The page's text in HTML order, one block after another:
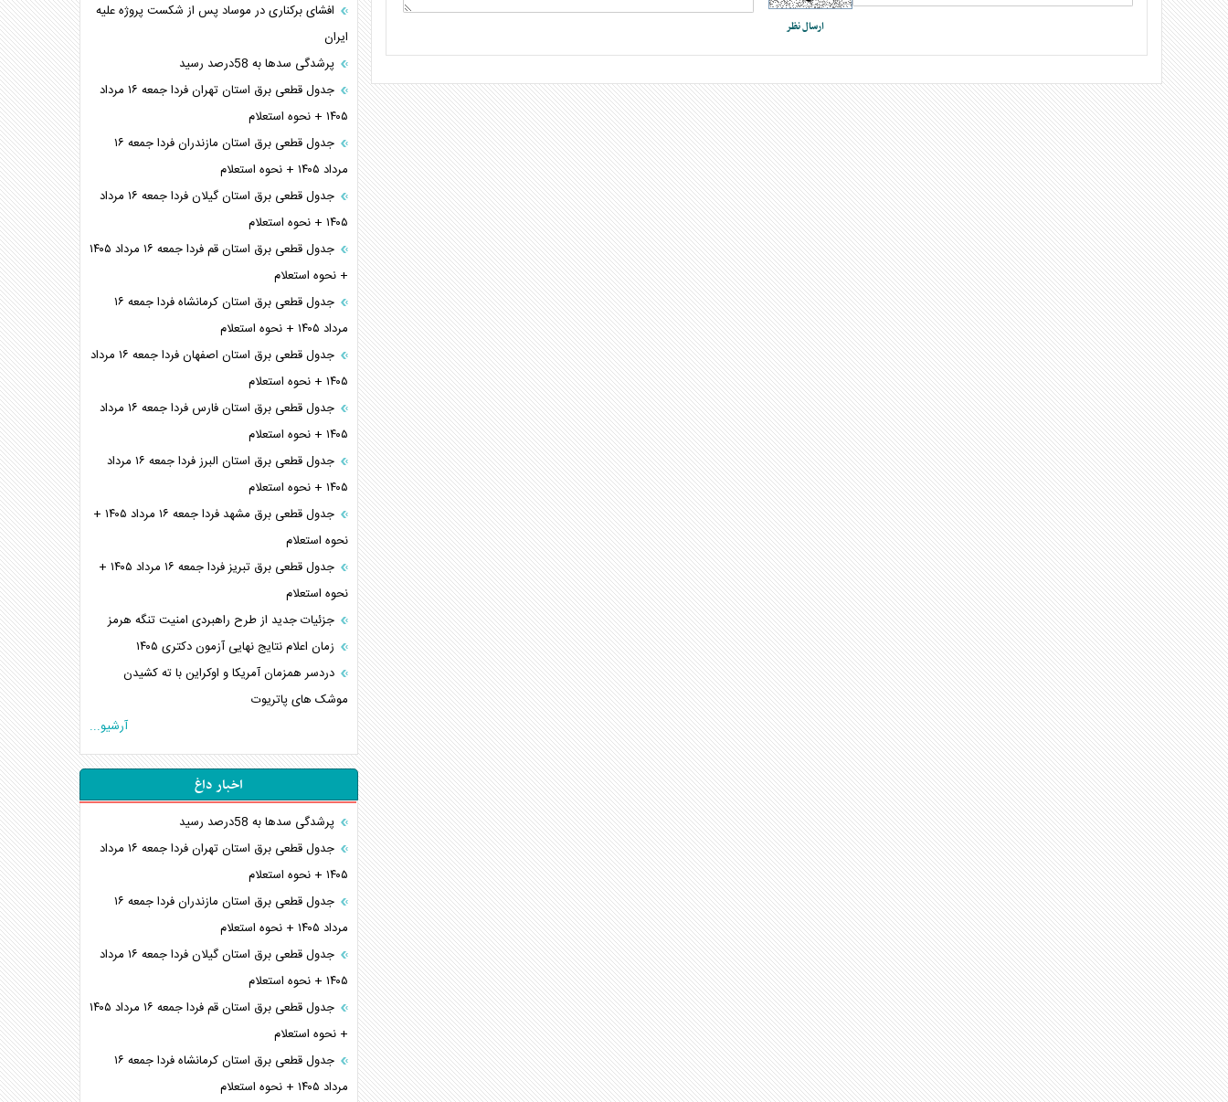
افشای برکناری در موساد پس از شکست پروژه علیه
ایران
پرشدگی سدها به 58درصد رسید
جدول قطعی برق استان تهران فردا جمعه ۱۶ مرداد
۱۴۰۵ + نحوه استعلام
جدول قطعی برق استان مازندران فردا جمعه ۱۶
مرداد ۱۴۰۵ + نحوه استعلام
جدول قطعی برق استان گیلان فردا جمعه ۱۶ مرداد
۱۴۰۵ + نحوه استعلام
جدول قطعی برق استان قم فردا جمعه ۱۶ مرداد ۱۴۰۵
+ نحوه استعلام
جدول قطعی برق استان کرمانشاه فردا جمعه ۱۶
مرداد ۱۴۰۵ + نحوه استعلام
جدول قطعی برق استان اصفهان فردا جمعه ۱۶ مرداد
۱۴۰۵ + نحوه استعلام
جدول قطعی برق استان فارس فردا جمعه ۱۶ مرداد
۱۴۰۵ + نحوه استعلام
جدول قطعی برق استان البرز فردا جمعه ۱۶ مرداد
۱۴۰۵ + نحوه استعلام
جدول قطعی برق مشهد فردا جمعه ۱۶ مرداد ۱۴۰۵ +
نحوه استعلام
جدول قطعی برق تبریز فردا جمعه ۱۶ مرداد ۱۴۰۵ +
نحوه استعلام
جزئیات جدید از طرح راهبردی امنیت تنگه هرمز
زمان اعلام نتایج نهایی آزمون دکتری ۱۴۰۵
دردسر همزمان آمریکا و اوکراین با ته کشیدن
موشک های پاتریوت
آرشیو...
اخبار داغ
پرشدگی سدها به 58درصد رسید
جدول قطعی برق استان تهران فردا جمعه ۱۶ مرداد
۱۴۰۵ + نحوه استعلام
جدول قطعی برق استان مازندران فردا جمعه ۱۶
مرداد ۱۴۰۵ + نحوه استعلام
جدول قطعی برق استان گیلان فردا جمعه ۱۶ مرداد
۱۴۰۵ + نحوه استعلام
جدول قطعی برق استان قم فردا جمعه ۱۶ مرداد ۱۴۰۵
+ نحوه استعلام
جدول قطعی برق استان کرمانشاه فردا جمعه ۱۶
مرداد ۱۴۰۵ + نحوه استعلام